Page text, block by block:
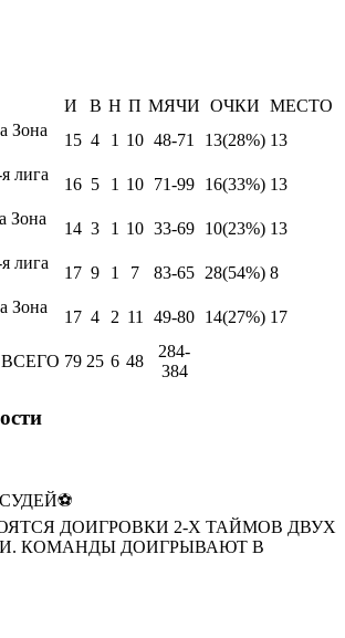
И В Н П МЯЧИ ОЧКИ МЕСТО
Зона
15 4 1 10 48-71 13(28%) 13
лига
16 5 1 10 71-99 16(33%) 13
Зона
14 3 1 10 33-69 10(23%) 13
лига
17 9 1 7 83-65 28(54%) 8
Зона
17 4 2 11 49-80 14(27%) 17
ВСЕГО 79 25 6 48
284-
384
ДОИГРОВКИ 2-Х ТАЙМОВ ДВУХ
КОМАНДЫ ДОИГРЫВАЮТ В